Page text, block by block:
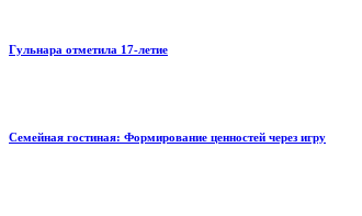
Гульнара отметила 17‑летие
Семейная гостиная: Формирование ценностей через игру